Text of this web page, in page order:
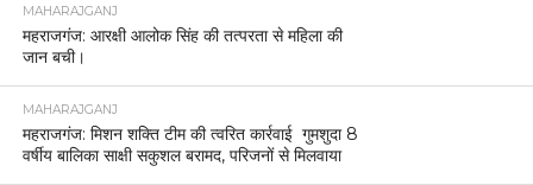
MAHARAJGANJ
महराजगंज: आरक्षी आलोक सिंह की तत्परता से महिला की
जान बची।
MAHARAJGANJ
महराजगंज: मिशन शक्ति टीम की त्वरित कार्रवाई गुमशुदा 8
वर्षीय बालिका साक्षी सकुशल बरामद, परिजनों से मिलवाया